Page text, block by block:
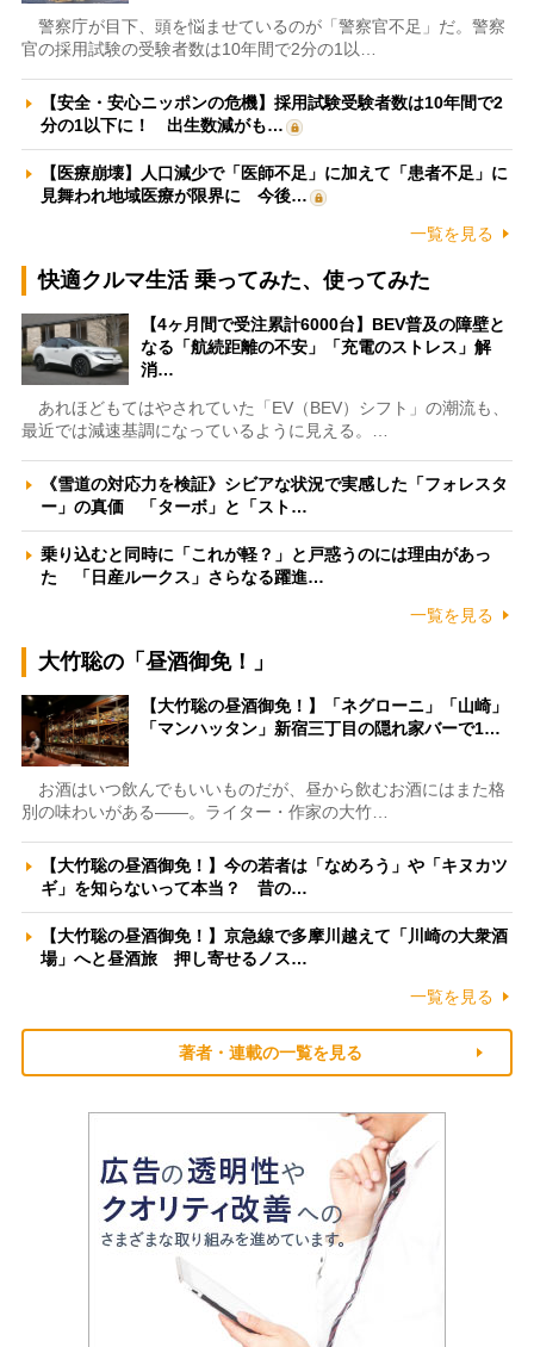
警察庁が目下、頭を悩ませているのが「警察官不足」だ。警察
官の採用試験の受験者数は10年間で2分の1以…
【安全・安心ニッポンの危機】採用試験受験者数は10年間で2
分の1以下に！ 出生数減がも…
【医療崩壊】人口減少で「医師不足」に加えて「患者不足」に
見舞われ地域医療が限界に 今後…
一覧を見る
快適クルマ生活 乗ってみた、使ってみた
【4ヶ月間で受注累計6000台】BEV普及の障壁と
なる「航続距離の不安」「充電のストレス」解
消…
あれほどもてはやされていた「EV（BEV）シフト」の潮流も、
最近では減速基調になっているように見える。…
《雪道の対応力を検証》シビアな状況で実感した「フォレスタ
ー」の真価 「ターボ」と「スト…
乗り込むと同時に「これが軽？」と戸惑うのには理由があっ
た 「日産ルークス」さらなる躍進…
一覧を見る
大竹聡の「昼酒御免！」
【大竹聡の昼酒御免！】「ネグローニ」「山崎」
「マンハッタン」新宿三丁目の隠れ家バーで1…
お酒はいつ飲んでもいいものだが、昼から飲むお酒にはまた格
別の味わいがある――。ライター・作家の大竹…
【大竹聡の昼酒御免！】今の若者は「なめろう」や「キヌカツ
ギ」を知らないって本当？ 昔の…
【大竹聡の昼酒御免！】京急線で多摩川越えて「川崎の大衆酒
場」へと昼酒旅 押し寄せるノス…
一覧を見る
著者・連載の一覧を見る